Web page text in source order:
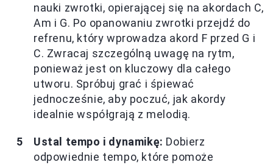
nauki zwrotki, opierającej się na akordach C,
Am i G. Po opanowaniu zwrotki przejdź do
refrenu, który wprowadza akord F przed G i
C. Zwracaj szczególną uwagę na rytm,
ponieważ jest on kluczowy dla całego
utworu. Spróbuj grać i śpiewać
jednocześnie, aby poczuć, jak akordy
idealnie współgrają z melodią.
Ustal tempo i dynamikę: Dobierz
odpowiednie tempo, które pomoże